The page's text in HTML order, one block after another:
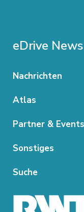
eDrive News
Nachrichten
Atlas
Partner & Events
Sonstiges
Suche